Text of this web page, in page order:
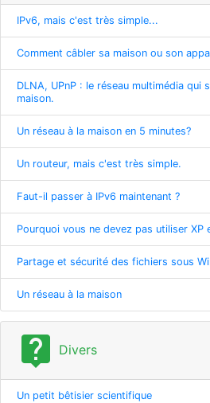
IPv6, mais c'est très simple...
Comment câbler sa maison ou son
DLNA, UPnP : le réseau multimédia qui
maison.
Un réseau à la maison en 5 minutes?
Un routeur, mais c'est très simple.
Faut-il passer à IPv6 maintenant ?
Pourquoi vous ne devez pas utiliser XP
Partage et sécurité des fichiers sous
Un réseau à la maison
live_help Divers
Un petit bêtisier scientifique